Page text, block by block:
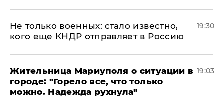
Не только военных: стало известно,
кого еще КНДР отправляет в Россию
19:30
Жительница Мариуполя о ситуации в
городе: "Горело все, что только
можно. Надежда рухнула"
19:03